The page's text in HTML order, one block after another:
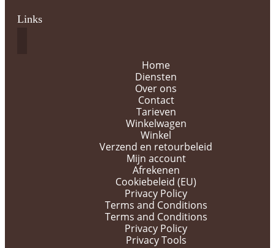
Links
Home
Diensten
Over ons
Contact
Tarieven
Winkelwagen
Winkel
Verzend en retourbeleid
Mijn account
Afrekenen
Cookiebeleid (EU)
Privacy Policy
Terms and Conditions
Terms and Conditions
Privacy Policy
Privacy Tools